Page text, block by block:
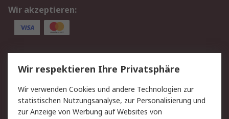
Wir akzeptieren:
Service
Value Added Services
Lieferlösungen
Rücksendung/Entsorgung Kontakt
Hilfe
Wir respektieren Ihre Privatsphäre
Wir verwenden Cookies und andere Technologien zur
statistischen Nutzungsanalyse, zur Personalisierung und
zur Anzeige von Werbung auf Websites von